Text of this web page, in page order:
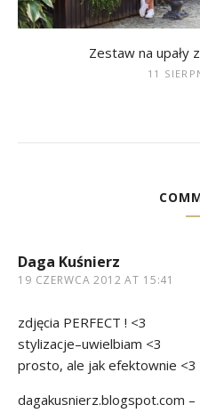
Zestaw na upały
11
Daga Kuśnierz
19 CZERWCA 2012 AT 15:41
zdjęcia PERFECT ! <3
stylizacje–uwielbiam <3
prosto, ale jak efektownie <3
dagakusnierz.blogspot.com –